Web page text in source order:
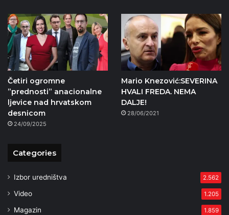
Četiri ogromne
”prednosti” anacionalne
ljevice nad hrvatskom
desnicom
24/09/2025
Mario Knezović:SEVERINA
HVALI FREDA. NEMA
DALJE!
28/06/2021
Categories
Izbor uredništva 2.562
Video 1.205
Magazin 1.859